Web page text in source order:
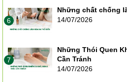
6
Những chất chống
14/07/2026
7
Những Thói Quen
Cần Tránh
14/07/2026